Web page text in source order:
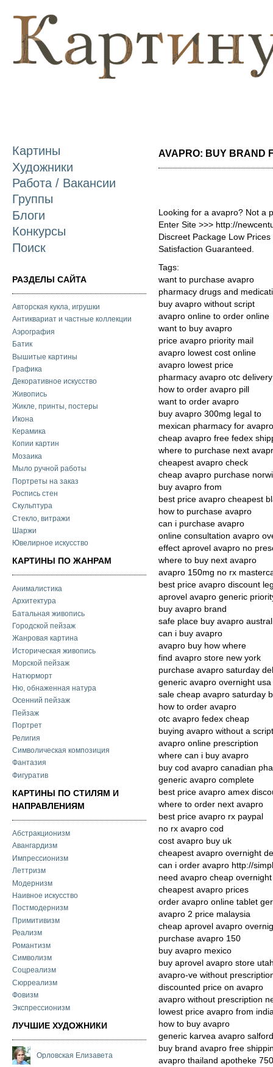
Картины
Художники
Работа / Вакансии
Группы
Блоги
Конкурсы
Поиск
РАЗДЕЛЫ САЙТА
Авторская кукла, игрушки
Антиквариат и частные коллекции
Аэрография
Батик
Вышитые картины
Графика
Декоративное искусство
Живопись
Жикле, принты, постеры
Икона
Керамика
Копии картин
Мозаика
Мыло ручной работы
Портреты на заказ
Роспись стен
Скульптура
Стекло, витражи
Шаржи
Ювелирное искусство
КАРТИНЫ ПО ЖАНРАМ
Анималистика
Архитектура
Батальная живопись
Городской пейзаж
Жанровая картина
Историческая живопись
Морской пейзаж
Натюрморт
Ню, обнаженная натура
Осенний пейзаж
Пейзаж
Портрет
Религия
Символическая композиция
Фантазия
Фигуратив
КАРТИНЫ ПО СТИЛЯМ И
НАПРАВЛЕНИЯМ
Абстракционизм
Авангардизм
Импрессионизм
Леттризм
Модернизм
Наивное искусство
Постмодернизм
Примитивизм
Реализм
Романтизм
Символизм
Соцреализм
Сюрреализм
Фовизм
Экспрессионизм
ЛУЧШИЕ ХУДОЖНИКИ
Орловская Елизавета
AVAPRO: BUY BRAND
Looking for a avapro? Not a
Enter Site >>> http://
Discreet Package Low
Satisfaction Guaranteed.
Tags:
want to purchase avapro
pharmacy drugs and
buy avapro without script
avapro online to order online
want to buy avapro
price avapro priority mail
avapro lowest cost online
avapro lowest price
pharmacy avapro otc delivery
how to order avapro pill
want to order avapro
buy avapro 300mg legal to
mexican pharmacy for avapro
cheap avapro free fedex
where to purchase next
cheapest avapro check
cheap avapro purchase
buy avapro from
best price avapro cheapest
how to purchase avapro
can i purchase avapro
online consultation avapro
effect aprovel avapro no
where to buy next avapro
avapro 150mg no rx
best price avapro discount
aprovel avapro generic
buy avapro brand
safe place buy avapro
can i buy avapro
avapro buy how where
find avapro store new york
purchase avapro saturday
generic avapro overnight usa
sale cheap avapro saturday
how to order avapro
otc avapro fedex cheap
buying avapro without a script
avapro online prescription
where can i buy avapro
buy cod avapro canadian
generic avapro complete
best price avapro amex
where to order next avapro
best price avapro rx paypal
no rx avapro cod
cost avapro buy uk
cheapest avapro overnight
can i order avapro http://
need avapro cheap overnight
cheapest avapro prices
order avapro online tablet
avapro 2 price malaysia
cheap aprovel avapro
purchase avapro 150
buy avapro mexico
buy aprovel avapro store
avapro-ve without
discounted price on avapro
avapro without prescription
lowest price avapro from
how to buy avapro
generic karvea avapro salford
buy brand avapro free
avapro thailand apotheke